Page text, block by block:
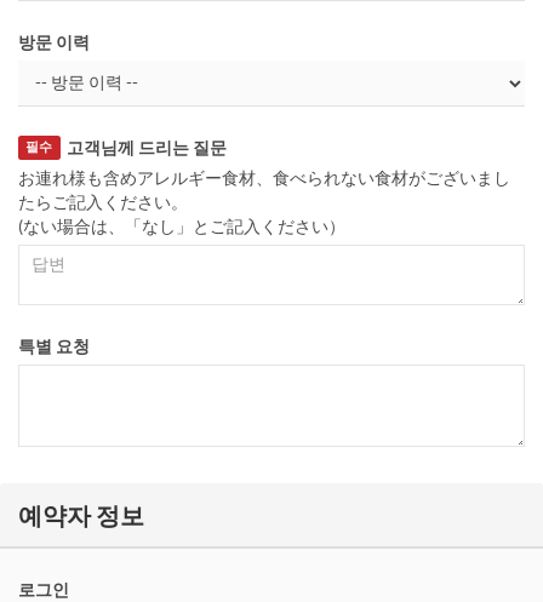
방문 이력
고객님께 드리는 질문
필수
お連れ様も含めアレルギー食材、食べられない食材がございまし
たらご記入ください。
(ない場合は、「なし」とご記入ください）
특별 요청
예약자 정보
로그인